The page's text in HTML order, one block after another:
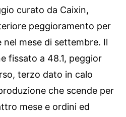
curato da Caixin,
peggioramento per
mese di settembre. Il
fissato a 48.1, peggior
terzo dato in calo
che scende per
mese e ordini ed